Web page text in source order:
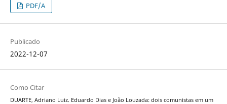
PDF/A
Publicado
2022-12-07
Como Citar
DUARTE, Adriano Luiz. Eduardo Dias e João Louzada: dois comunistas em um